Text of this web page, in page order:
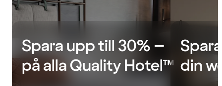
Spara upp till 30% –
på alla Quality Hotel™ din